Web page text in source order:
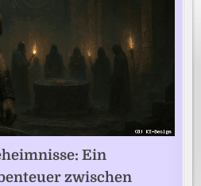
Ein
zwischen